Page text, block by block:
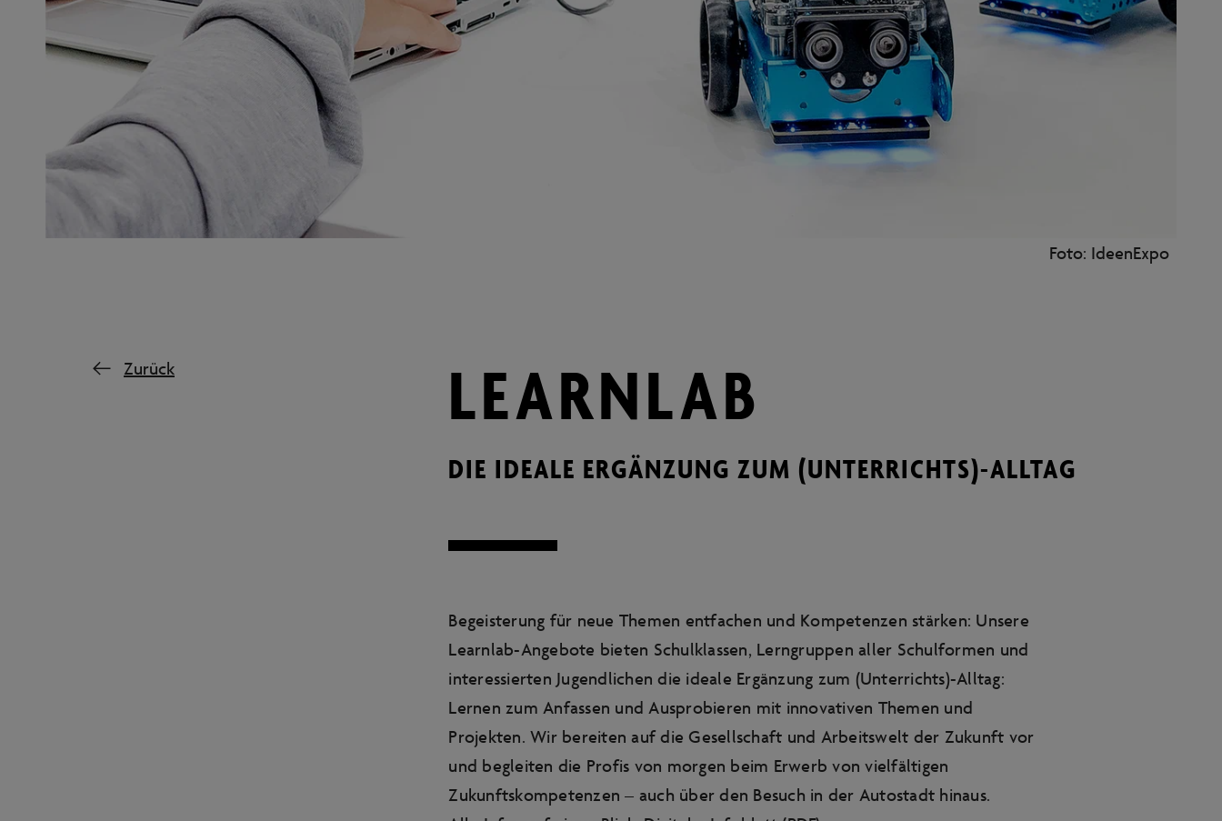
Foto: IdeenExpo
Zurück LEARNLAB
DIE IDEALE ERGÄNZUNG ZUM (UNTERRICHTS)-ALLTAG
Begeisterung für neue Themen entfachen und Kompetenzen stärken: Unsere
Learnlab-Angebote bieten Schulklassen, Lerngruppen aller Schulformen und
interessierten Jugendlichen die ideale Ergänzung zum (Unterrichts)-Alltag:
Lernen zum Anfassen und Ausprobieren mit innovativen Themen und
Projekten. Wir bereiten auf die Gesellschaft und Arbeitswelt der Zukunft vor
und begleiten die Profis von morgen beim Erwerb von vielfältigen
Zukunftskompetenzen – auch über den Besuch in der Autostadt hinaus.